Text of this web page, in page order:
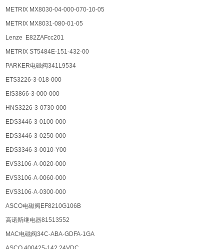
METRIX MX8030-04-000-070-10-05
METRIX MX8031-080-01-05
Lenze E82ZAFcc201
METRIX ST5484E-151-432-00
PARKER电磁阀341L9534
ETS3226-3-018-000
EIS3866-3-000-000
HNS3226-3-0730-000
EDS3446-3-0100-000
EDS3446-3-0250-000
EDS3346-3-0010-Y00
EVS3106-A-0020-000
EVS3106-A-0060-000
EVS3106-A-0300-000
ASCO电磁阀EF8210G106B
高诺斯继电器81513552
MAC电磁阀34C-ABA-GDFA-1GA